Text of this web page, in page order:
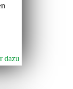
dazu